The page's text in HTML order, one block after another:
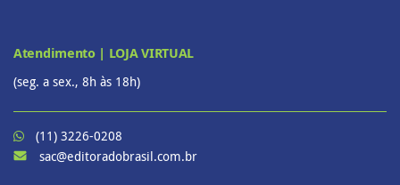
Atendimento | LOJA VIRTUAL
(seg. a sex., 8h às 18h)
(11) 3226-0208
sac@editoradobrasil.com.br